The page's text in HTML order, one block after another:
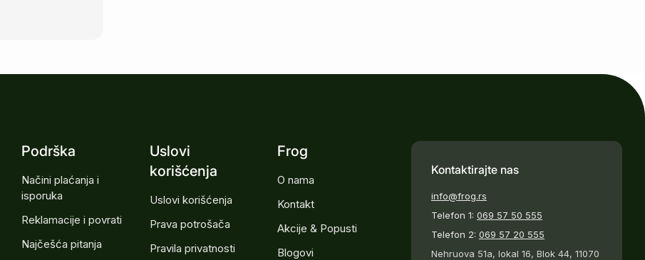
Podrška
Načini plaćanja i
isporuka
Reklamacije i povrati
Najčešća pitanja
Uslovi
korišćenja
Uslovi korišćenja
Prava potrošača
Pravila privatnosti
Frog
O nama
Kontakt
Akcije & Popusti
Blogovi
Kontaktirajte nas
info@frog.rs
Telefon 1: 069 57 50 555
Telefon 2: 069 57 20 555
Nehruova 51a, lokal 16, Blok 44, 11070